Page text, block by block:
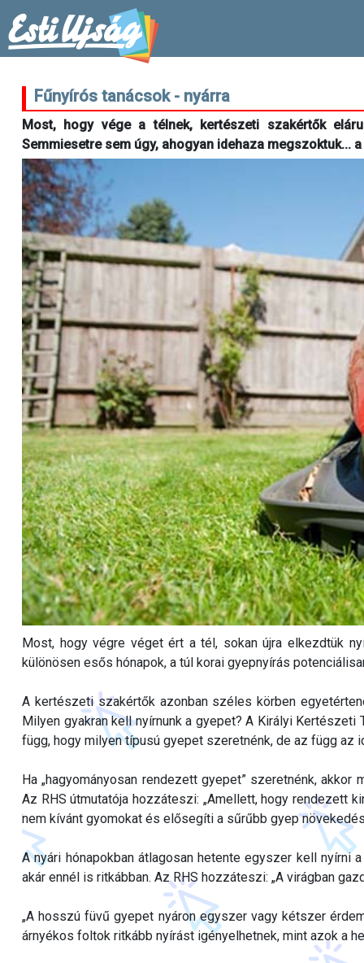
Fűnyírós tanácsok - nyárra
Most, hogy vége a télnek, kertészeti szakértők
Semmiesetre sem úgy, ahogyan idehaza megszoktuk...
Most, hogy végre véget ért a tél, sokan újra elkezdtük
különösen esős hónapok, a túl korai gyepnyírás
A kertészeti szakértők azonban széles körben
Milyen gyakran kell nyírnunk a gyepet? A Királyi Kertészeti
függ, hogy milyen típusú gyepet szeretnénk, de az függ
Ha „hagyományosan rendezett gyepet” szeretnénk,
Az RHS útmutatója hozzáteszi: „Amellett, hogy
nem kívánt gyomokat és elősegíti a sűrűbb gyep
A nyári hónapokban átlagosan hetente egyszer kell
akár ennél is ritkábban. Az RHS hozzáteszi: „A virágban
„A hosszú füvű gyepet nyáron egyszer vagy kétszer
árnyékos foltok ritkább nyírást igényelhetnek, mint azok a